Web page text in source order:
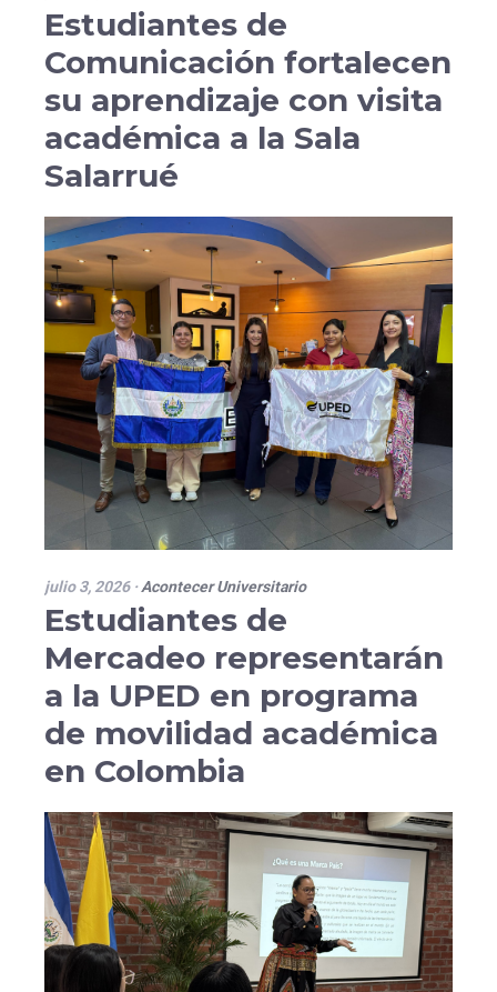
Estudiantes de
Comunicación fortalecen
su aprendizaje con visita
académica a la Sala
Salarrué
julio 3, 2026·Acontecer Universitario
Estudiantes de
Mercadeo representarán
a la UPED en programa
de movilidad académica
en Colombia